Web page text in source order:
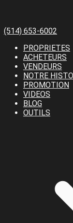
(514) 653-6002
PROPRIETES
ACHETEURS
VENDEURS
NOTRE
PROMOTION
VIDEOS
BLOG
OUTILS